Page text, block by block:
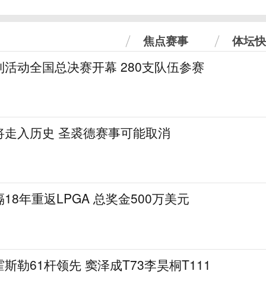
焦点赛事 体坛
动全国总决赛开幕 280支队伍参赛
入历史 圣裘德赛事可能取消
年重返LPGA 总奖金500万美元
勒61杆领先 窦泽成T73李昊桐T111